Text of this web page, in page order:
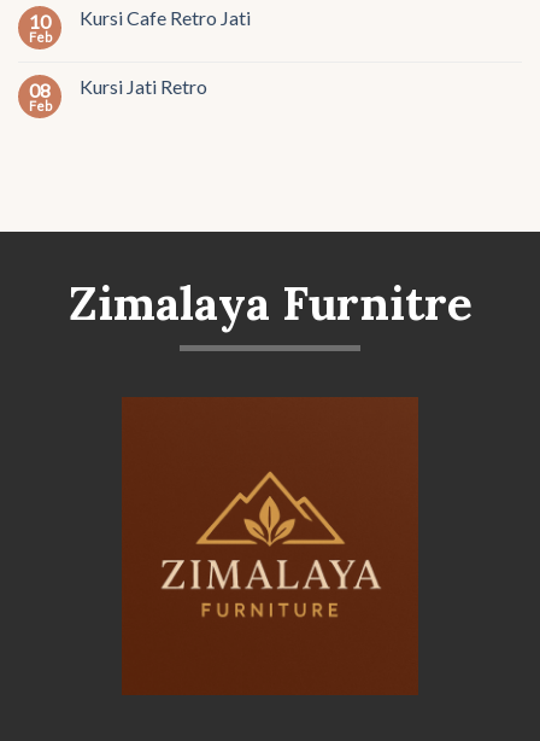
10
Feb
Kursi Cafe Retro Jati
08
Feb
Kursi Jati Retro
Zimalaya Furnitre